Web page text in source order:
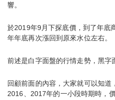
響。
於2019年9月下探底價，到了年底
年年底再次漲回到原來水位左右。
前述是白字面盤的行情走勢，黑字
回顧前面的內容，大家就可以知
2016、2017年的一小段時期時，